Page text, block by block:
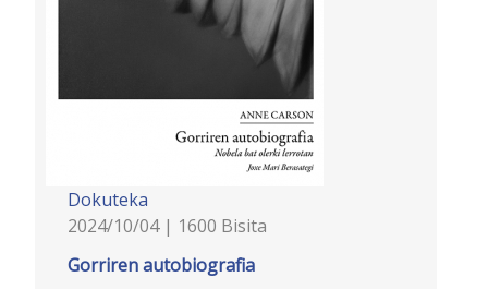
Dokuteka
2024/10/04 | 1600 Bisita
Gorriren autobiografia